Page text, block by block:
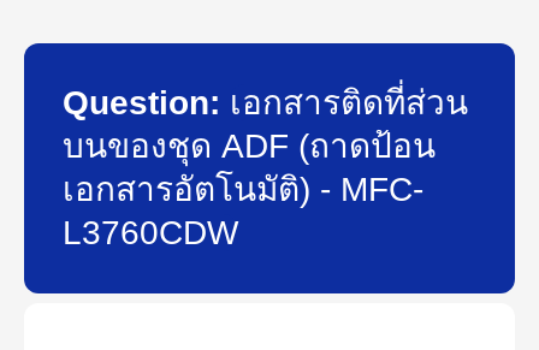
Question: เอกสารติดที่ส่วน
บนของชุด ADF (ถาดป้อน
เอกสารอัตโนมัติ) - MFC-
L3760CDW